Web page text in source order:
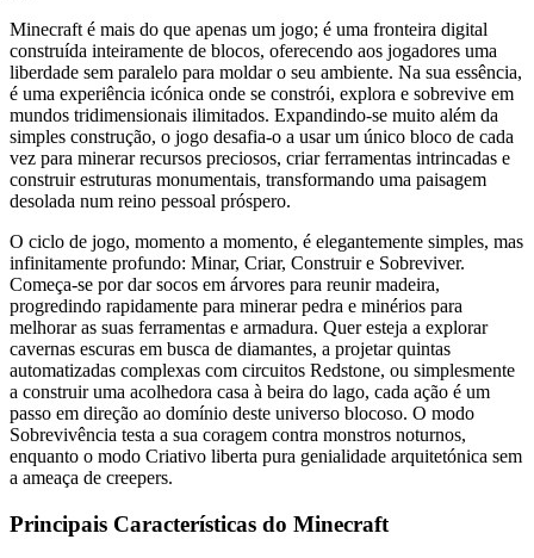
Minecraft é mais do que apenas um jogo; é uma fronteira digital
construída inteiramente de blocos, oferecendo aos jogadores uma
liberdade sem paralelo para moldar o seu ambiente. Na sua essência,
é uma experiência icónica onde se constrói, explora e sobrevive em
mundos tridimensionais ilimitados. Expandindo-se muito além da
simples construção, o jogo desafia-o a usar um único bloco de cada
vez para minerar recursos preciosos, criar ferramentas intrincadas e
construir estruturas monumentais, transformando uma paisagem
desolada num reino pessoal próspero.
O ciclo de jogo, momento a momento, é elegantemente simples, mas
infinitamente profundo: Minar, Criar, Construir e Sobreviver.
Começa-se por dar socos em árvores para reunir madeira,
progredindo rapidamente para minerar pedra e minérios para
melhorar as suas ferramentas e armadura. Quer esteja a explorar
cavernas escuras em busca de diamantes, a projetar quintas
automatizadas complexas com circuitos Redstone, ou simplesmente
a construir uma acolhedora casa à beira do lago, cada ação é um
passo em direção ao domínio deste universo blocoso. O modo
Sobrevivência testa a sua coragem contra monstros noturnos,
enquanto o modo Criativo liberta pura genialidade arquitetónica sem
a ameaça de creepers.
Principais Características do Minecraft